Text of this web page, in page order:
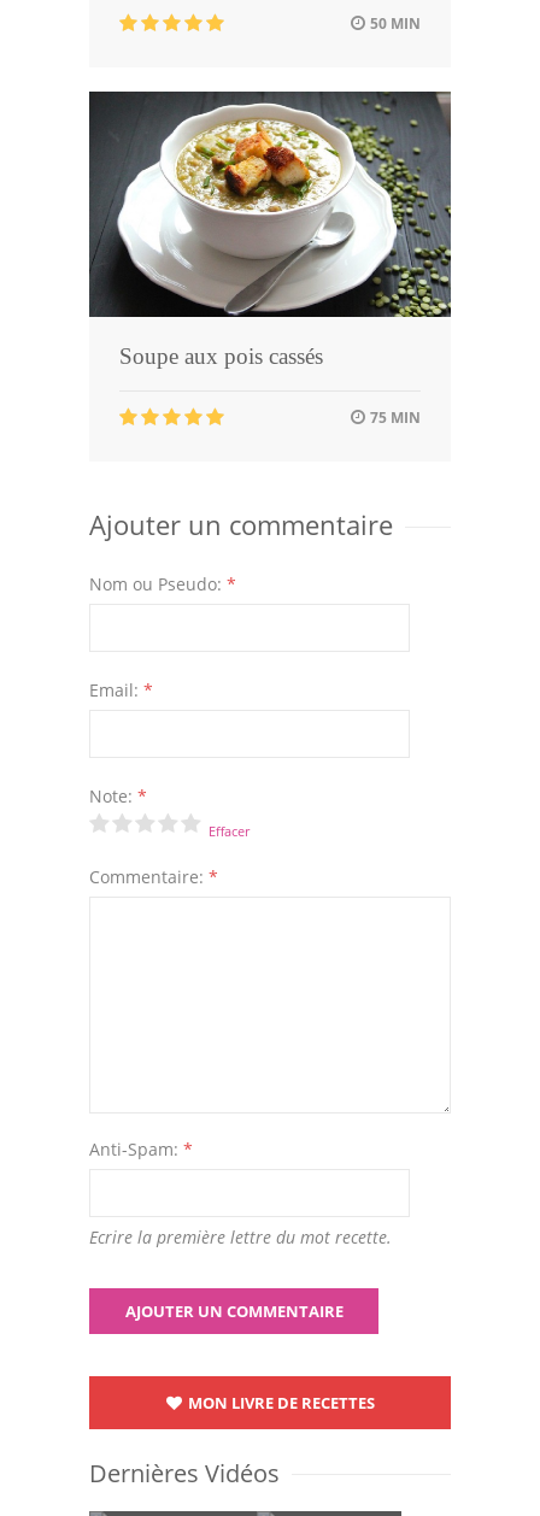
50 MIN
Soupe aux pois cassés
75 MIN
Ajouter un commentaire
Nom ou Pseudo: *
Email: *
Note: *
Effacer
Commentaire: *
Anti-Spam: *
Ecrire la première lettre du mot recette.
MON LIVRE DE RECETTES
Dernières Vidéos